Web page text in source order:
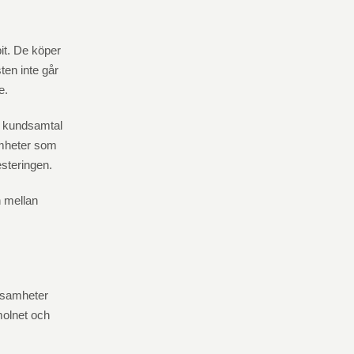
De köper
inte går
som
mellan
och